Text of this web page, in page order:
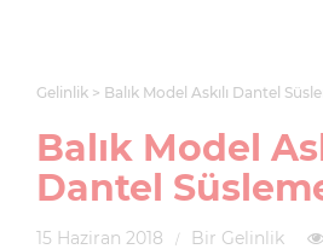
Gelinlik Balık Model Askılı Dantel
Balık Model
Dantel
15 Haziran 2018 Bir Gelinlik